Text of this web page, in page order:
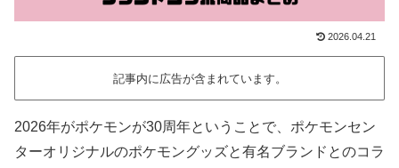
2026.04.21
記事内に広告が含まれています。
2026年がポケモンが30周年ということで、ポケモンセン
ターオリジナルのポケモングッズと有名ブランドとのコラ